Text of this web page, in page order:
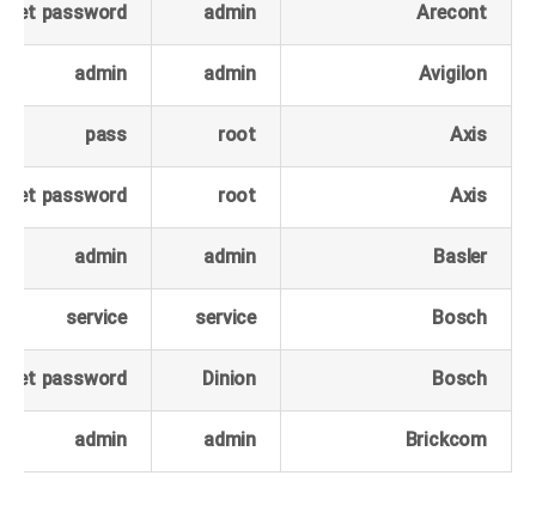
Arecont
admin
set password
Avigilon
admin
admin
Axis
root
pass
Axis
root
set password
Basler
admin
admin
Bosch
service
service
Bosch
Dinion
set password
Brickcom
admin
admin